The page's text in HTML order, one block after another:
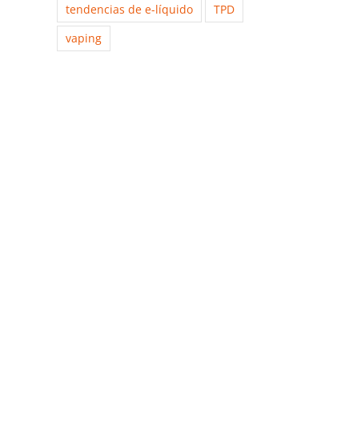
tendencias de e-líquido
TPD
vaping